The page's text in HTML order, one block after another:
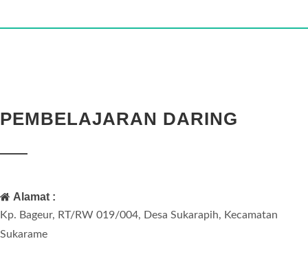
PEMBELAJARAN DARING
Alamat :
Kp. Bageur, RT/RW 019/004, Desa Sukarapih, Kecamatan
Sukarame